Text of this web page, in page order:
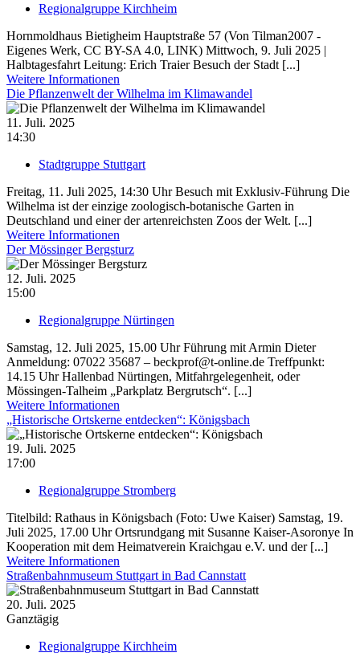
Regionalgruppe Kirchheim
Hornmoldhaus Bietigheim Hauptstraße 57 (Von Tilman2007 -
Eigenes Werk, CC BY-SA 4.0, LINK) Mittwoch, 9. Juli 2025 |
Halbtagesfahrt Leitung: Erich Traier Besuch der Stadt [...]
Weitere Informationen
Die Pflanzenwelt der Wilhelma im Klimawandel
11. Juli. 2025
14:30
Stadtgruppe Stuttgart
Freitag, 11. Juli 2025, 14:30 Uhr Besuch mit Exklusiv-Führung Die
Wilhelma ist der einzige zoologisch-botanische Garten in
Deutschland und einer der artenreichsten Zoos der Welt. [...]
Weitere Informationen
Der Mössinger Bergsturz
12. Juli. 2025
15:00
Regionalgruppe Nürtingen
Samstag, 12. Juli 2025, 15.00 Uhr Führung mit Armin Dieter
Anmeldung: 07022 35687 – beckprof@t-online.de Treffpunkt:
14.15 Uhr Hallenbad Nürtingen, Mitfahrgelegenheit, oder
Mössingen-Talheim „Parkplatz Bergrutsch“. [...]
Weitere Informationen
„Historische Ortskerne entdecken“: Königsbach
19. Juli. 2025
17:00
Regionalgruppe Stromberg
Titelbild: Rathaus in Königsbach (Foto: Uwe Kaiser) Samstag, 19.
Juli 2025, 17.00 Uhr Ortsrundgang mit Susanne Kaiser-Asoronye In
Kooperation mit dem Heimatverein Kraichgau e.V. und der [...]
Weitere Informationen
Straßenbahnmuseum Stuttgart in Bad Cannstatt
20. Juli. 2025
Ganztägig
Regionalgruppe Kirchheim